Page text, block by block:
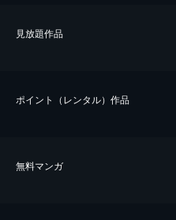
⾒放題作品
ポイント（レンタル）作品
無料マンガ